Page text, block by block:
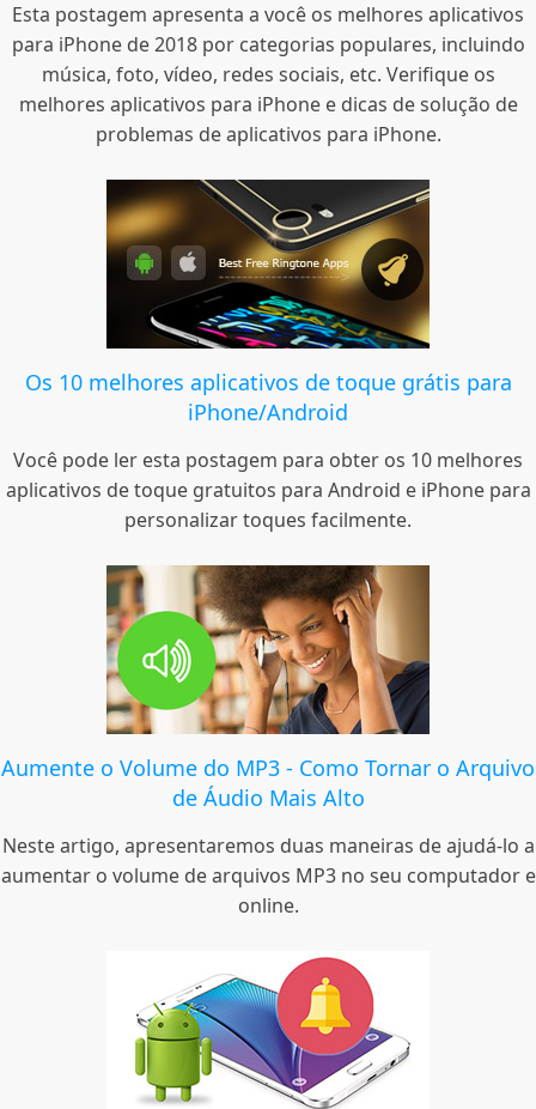
Esta postagem apresenta a você os melhores aplicativos
para iPhone de 2018 por categorias populares, incluindo
música, foto, vídeo, redes sociais, etc. Verifique os
melhores aplicativos para iPhone e dicas de solução de
problemas de aplicativos para iPhone.
Os 10 melhores aplicativos de toque grátis para
iPhone/Android
Você pode ler esta postagem para obter os 10 melhores
aplicativos de toque gratuitos para Android e iPhone para
personalizar toques facilmente.
Aumente o Volume do MP3 - Como Tornar o Arquivo
de Áudio Mais Alto
Neste artigo, apresentaremos duas maneiras de ajudá-lo a
aumentar o volume de arquivos MP3 no seu computador e
online.